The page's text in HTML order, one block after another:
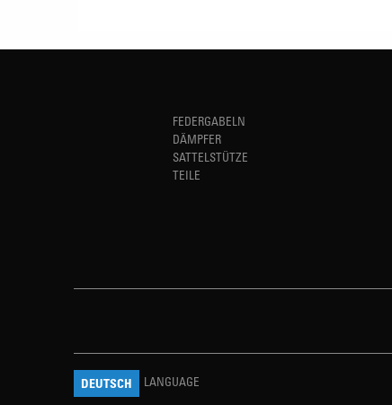
FEDERGABELN
DÄMPFER
SATTELSTÜTZE
TEILE
DEUTSCH LANGUAGE